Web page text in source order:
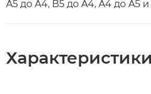
A5 до A4, B5 до A4, A4 до A5